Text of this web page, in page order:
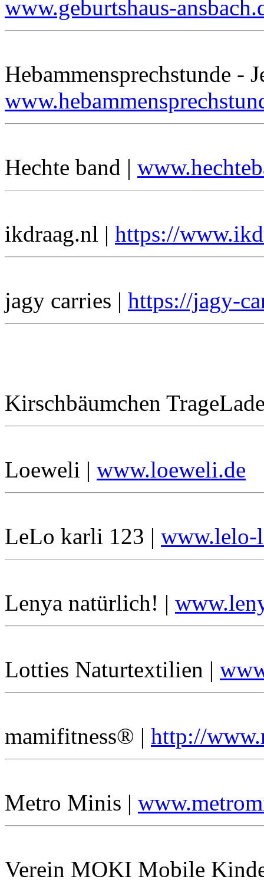
www.geburtshaus-
Hebammensprechstunde -
Hechte band |
ikdraag.nl | https://
jagy carries | https://jagy-
Kirschbäumchen
Loeweli | www.loeweli.de
LeLo karli 123 | www.lelo-
Lenya natürlich! |
Lotties Naturtextilien |
mamifitness® | http://
Metro Minis |
Verein MOKI Mobile